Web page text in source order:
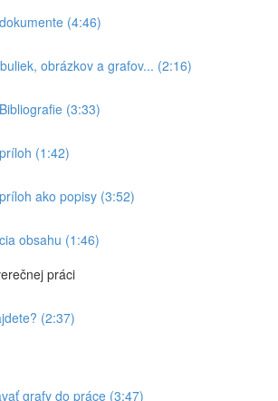
(4:46)
obrázkov a grafov... (2:16)
(3:33)
(1:42)
ako popisy (3:52)
obsahu (1:46)
práci
(2:37)
grafy do práce (3:47)